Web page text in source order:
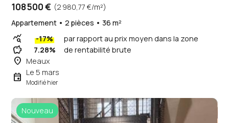
108 500 € (2 980,77 €/m²)
Appartement • 2 pièces • 36 m²
query_stats -17% par rapport au prix moyen dans la zone
savings 7.28% de rentabilité brute
place Meaux
event Le 5 mars
Modifié hier
Nouveau